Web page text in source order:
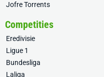
Jofre Torrents
Competities
Eredivisie
Ligue 1
Bundesliga
Laliga